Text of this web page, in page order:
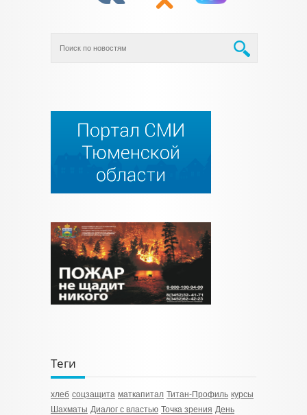
Теги
хлеб соцзащита маткапитал Титан-Профиль курсы
Шахматы Диалог с властью Точка зрения День